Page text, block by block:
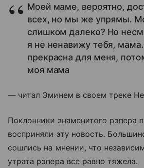
Моей маме, вероятно,
всех, но мы же упрямы.
слишком далеко? Но
я не ненавижу тебя,
прекрасна для меня,
моя мама
— читал Эминем в своем треке
Поклонники знаменитого рэпера
восприняли эту новость.
сошлись на мнении, что
утрата рэпера все равно тяжела.